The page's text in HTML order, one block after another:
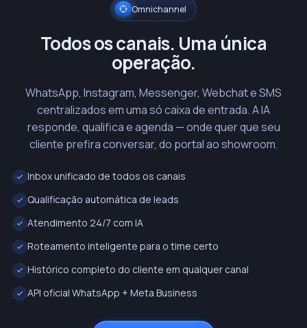
Omnichannel
Todos os canais. Uma única
operação.
WhatsApp, Instagram, Messenger, Webchat e SMS
centralizados em uma só caixa de entrada. A IA
responde, qualifica e agenda — onde quer que seu
cliente prefira conversar, do portal ao showroom.
Inbox unificado de todos os canais
Qualificação automática de leads
Atendimento 24/7 com IA
Roteamento inteligente para o time certo
Histórico completo do cliente em qualquer canal
API oficial WhatsApp + Meta Business